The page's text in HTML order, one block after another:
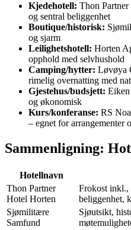
Kjedehotell: Thon
og sentral beliggenhet
Boutique/historisk:
og sjarm
Leilighetshotell: Horten
opphold med selvhushold
Camping/hytter: Løvøya
rimelig overnatting med
Gjestehus/budsjett:
og økonomisk
Kurs/konferanse: RS
– egnet for arrangementer
Sammenligning:
Hotellnavn
Thon Partner
Hotel Horten
Frokost inkl.,
beliggenhet,
Sjømilitære
Samfund
Sjøutsikt,